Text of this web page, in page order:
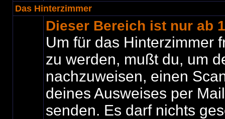
Das Hinterzimmer
Dieser Bereich ist nur ab
Um für das Hinterzimmer
zu werden, mußt du, um
nachzuweisen, einen
deines Ausweises per
senden. Es darf nichts